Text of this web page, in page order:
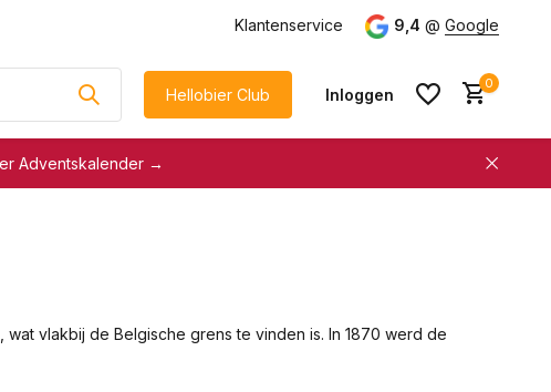
Klantenservice 9,4 @ Google
Hellobier Club Inloggen
korting
korting
0
Adventskalender →
vlakbij de Belgische grens te vinden is. In 1870 werd de